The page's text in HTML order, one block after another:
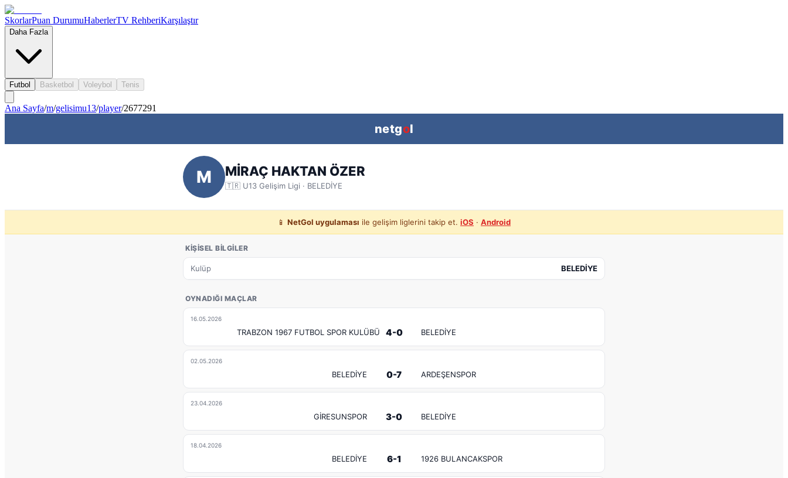
SkorlarPuan DurumuHaberlerTV RehberiKarşılaştır
Daha Fazla
Futbol Basketbol Voleybol Tenis
Ana Sayfa/m/gelisimu13/player/2677291
netgol
M MİRAÇ HAKTAN ÖZER
🇹🇷 U13 Gelişim Ligi · BELEDİYE
📱 NetGol uygulaması ile gelişim liglerini takip et. iOS · Android
KIŞISEL BILGILER
Kulüp BELEDİYE
OYNADIĞI MAÇLAR
16.05.2026
TRABZON 1967 FUTBOL SPOR KULÜBÜ 4-0 BELEDİYE
02.05.2026
BELEDİYE 0-7 ARDEŞENSPOR
23.04.2026
GİRESUNSPOR 3-0 BELEDİYE
18.04.2026
BELEDİYE 6-1 1926 BULANCAKSPOR